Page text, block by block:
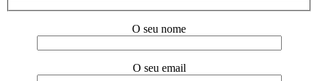
O seu nome
O seu email